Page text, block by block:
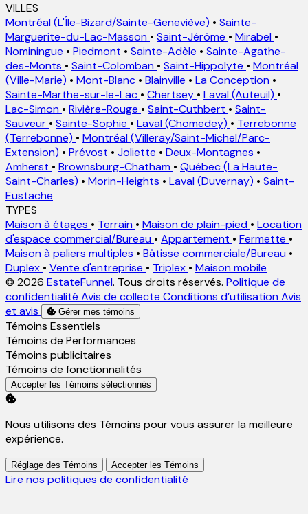
VILLES
Montréal (L'Île-Bizard/Sainte-Geneviève) • Sainte-
Marguerite-du-Lac-Masson • Saint-Jérôme • Mirabel •
Nominingue • Piedmont • Sainte-Adèle • Sainte-Agathe-
des-Monts • Saint-Colomban • Saint-Hippolyte • Montréal
(Ville-Marie) • Mont-Blanc • Blainville • La Conception •
Sainte-Marthe-sur-le-Lac • Chertsey • Laval (Auteuil) •
Lac-Simon • Rivière-Rouge • Saint-Cuthbert • Saint-
Sauveur • Sainte-Sophie • Laval (Chomedey) • Terrebonne
(Terrebonne) • Montréal (Villeray/Saint-Michel/Parc-
Extension) • Prévost • Joliette • Deux-Montagnes •
Amherst • Brownsburg-Chatham • Québec (La Haute-
Saint-Charles) • Morin-Heights • Laval (Duvernay) • Saint-
Eustache
TYPES
Maison à étages • Terrain • Maison de plain-pied • Location
d'espace commercial/Bureau • Appartement • Fermette •
Maison à paliers multiples • Bâtisse commerciale/Bureau •
Duplex • Vente d'entreprise • Triplex • Maison mobile
© 2026 EstateFunnel. Tous droits réservés. Politique de
confidentialité Avis de collecte Conditions d’utilisation Avis
et avis
Gérer mes témoins
Activer
Témoins Essentiels
Activer
Témoins de Performances
Activer
Témoins publicitaires
Activer
Témoins de fonctionnalités
Accepter les Témoins sélectionnés
Nous utilisons des Témoins pour vous assurer la meilleure
expérience.
Réglage des Témoins Accepter les Témoins
Lire nos politiques de confidentialité